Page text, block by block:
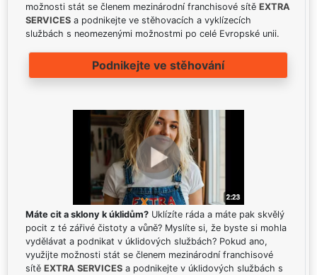
možnosti stát se členem mezinárodní franchisové sítě EXTRA
SERVICES a podnikejte ve stěhovacích a vyklízecích
službách s neomezenými možnostmi po celé Evropské unii.
Podnikejte ve stěhování
Máte cit a sklony k úklidům? Uklízíte ráda a máte pak skvělý
pocit z té zářivé čistoty a vůně? Myslíte si, že byste si mohla
vydělávat a podnikat v úklidových službách? Pokud ano,
využijte možnosti stát se členem mezinárodní franchisové
sítě EXTRA SERVICES a podnikejte v úklidových službách s